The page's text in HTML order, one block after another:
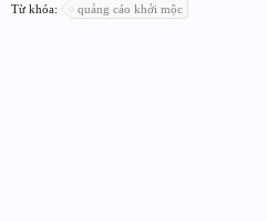
Từ khóa: quảng cáo khởi mộc